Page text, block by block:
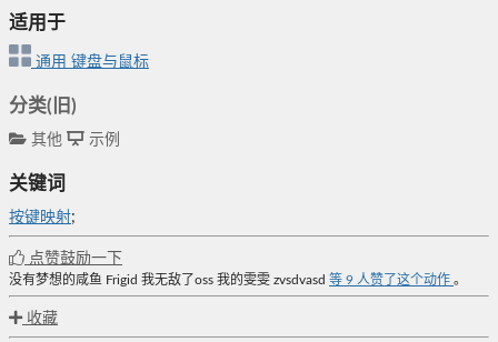
适用于
通用 键盘与鼠标
分类(旧)
其他 示例
关键词
按键映射;
点赞鼓励一下
没有梦想的咸鱼 Frigid 我无敌了oss 我的雯雯 zvsdvasd 等 9 人赞了这个动作 。
收藏